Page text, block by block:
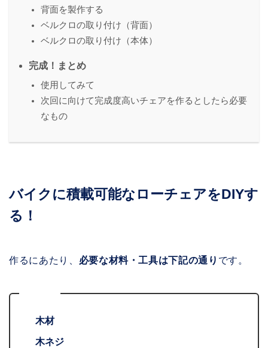
背面を製作する
ベルクロの取り付け（背面）
ベルクロの取り付け（本体）
完成！まとめ
使用してみて
次回に向けて完成度高いチェアを作るとしたら必要
なもの
バイクに積載可能なローチェアをDIYす
る！
作るにあたり、 必要な材料・工具は下記の通り です。
木材
木ネジ